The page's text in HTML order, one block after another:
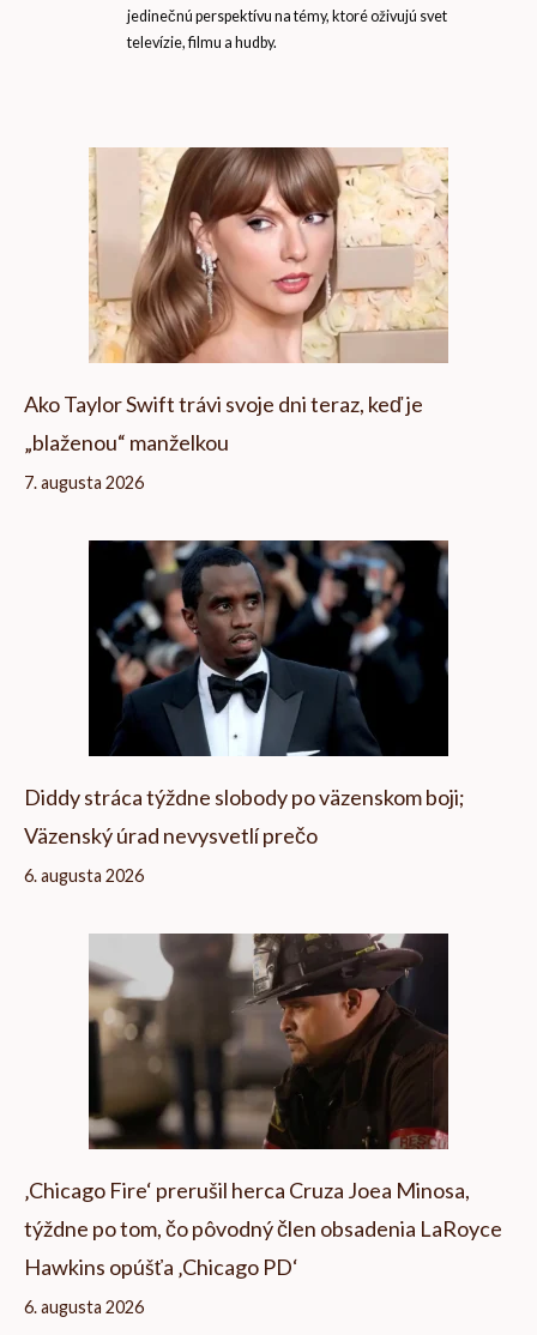
jedinečnú perspektívu na témy, ktoré oživujú svet
televízie, filmu a hudby.
Ako Taylor Swift trávi svoje dni teraz, keď je
„blaženou“ manželkou
7. augusta 2026
Diddy stráca týždne slobody po väzenskom boji;
Väzenský úrad nevysvetlí prečo
6. augusta 2026
‚Chicago Fire‘ prerušil herca Cruza Joea Minosa,
týždne po tom, čo pôvodný člen obsadenia LaRoyce
Hawkins opúšťa ‚Chicago PD‘
6. augusta 2026